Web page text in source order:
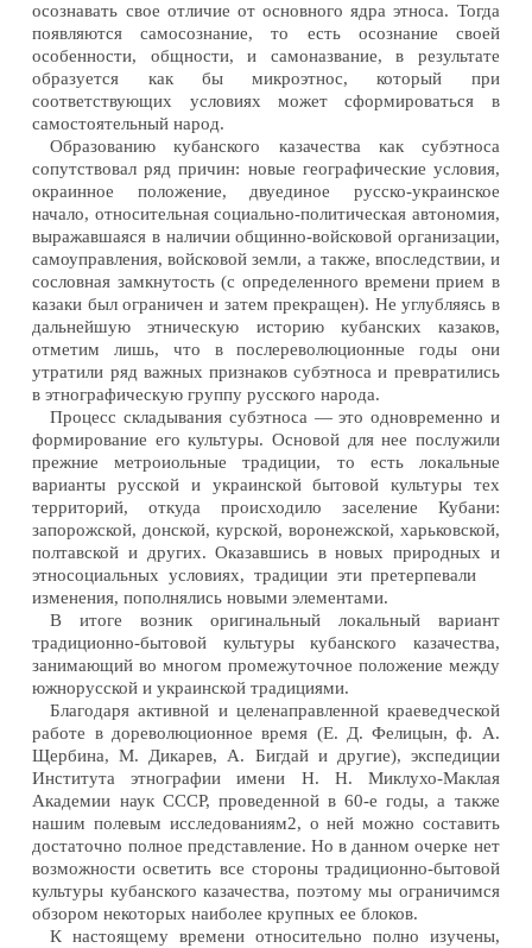
осознавать свое отличие от основного ядра этноса. Тогда
появляются самосознание, то есть осознание своей
особенности, общности, и самоназвание, в результате
образуется как бы микроэтнос, который при
соответствующих условиях может сформироваться в
самостоятельный народ.
Образованию кубанского казачества как субэтноса
сопутствовал ряд причин: новые географические условия,
окраинное положение, двуединое русско-украинское
начало, относительная социально-политическая автономия,
выражавшаяся в наличии общинно-войсковой организации,
самоуправления, войсковой земли, а также, впоследствии, и
сословная замкнутость (с определенного времени прием в
казаки был ограничен и затем прекращен). Не углубляясь в
дальнейшую этническую историю кубанских казаков,
отметим лишь, что в послереволюционные годы они
утратили ряд важных признаков субэтноса и превратились
в этнографическую группу русского народа.
Процесс складывания субэтноса — это одновременно и
формирование его культуры. Основой для нее послужили
прежние метроиольные традиции, то есть локальные
варианты русской и украинской бытовой культуры тех
территорий, откуда происходило заселение Кубани:
запорожской, донской, курской, воронежской, харьковской,
полтавской и других. Оказавшись в новых природных и
этносоциальных условиях, традиции эти претерпевали
изменения, пополнялись новыми элементами.
В итоге возник оригинальный локальный вариант
традиционно-бытовой культуры кубанского казачества,
занимающий во многом промежуточное положение между
южнорусской и украинской традициями.
Благодаря активной и целенаправленной краеведческой
работе в дореволюционное время (Е. Д. Фелицын, ф. А.
Щербина, М. Дикарев, А. Бигдай и другие), экспедиции
Института этнографии имени Н. Н. Миклухо-Маклая
Академии наук СССР, проведенной в 60-е годы, а также
нашим полевым исследованиям2, о ней можно составить
достаточно полное представление. Но в данном очерке нет
возможности осветить все стороны традиционно-бытовой
культуры кубанского казачества, поэтому мы ограничимся
обзором некоторых наиболее крупных ее блоков.
К настоящему времени относительно полно изучены,